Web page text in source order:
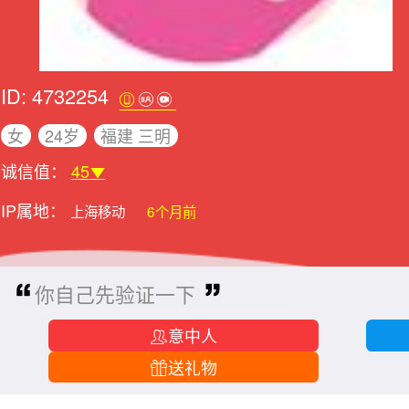
ID: 4732254
女 24岁
福建 三明
诚信值： 45
IP属地：
上海移动 6个月前
你自己先验证一下
意中人
送礼物